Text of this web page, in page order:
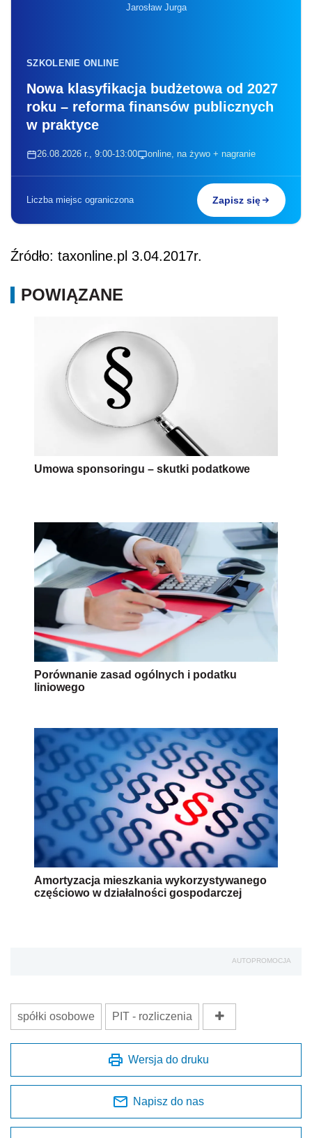
Jarosław Jurga
SZKOLENIE ONLINE
Nowa klasyfikacja budżetowa od 2027
roku – reforma finansów publicznych
w praktyce
26.08.2026 r., 9:00-13:00 online, na żywo + nagranie
Liczba miejsc ograniczona Zapisz się
Źródło: taxonline.pl 3.04.2017r.
POWIĄZANE
Umowa sponsoringu – skutki podatkowe
Porównanie zasad ogólnych i podatku
liniowego
Amortyzacja mieszkania wykorzystywanego
częściowo w działalności gospodarczej
AUTOPROMOCJA
spółki osobowe PIT - rozliczenia
Wersja do druku
Napisz do nas